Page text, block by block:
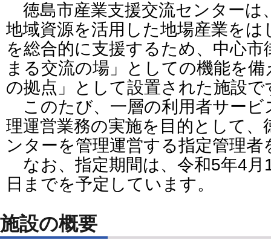
徳島市産業支援交流センターは
地域資源を活用した地場産業を
を総合的に支援するため、中心
まる交流の場」としての機能を
の拠点」として設置された施設で
このたび、一層の利用者サービ
理運営業務の実施を目的として、
ンターを管理運営する指定管理者
なお、指定期間は、令和5年4月
日までを予定しています。
施設の概要